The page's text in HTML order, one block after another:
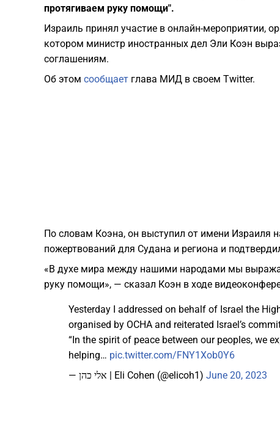
протягиваем руку помощи".
Израиль принял участие в онлайн-мероприятии,
котором министр иностранных дел Эли Коэн
соглашениям.
Об этом сообщает глава МИД в своем Twitter.
По словам Коэна, он выступил от имени Израиля
пожертвований для Судана и региона и
«В духе мира между нашими народами мы
руку помощи», — сказал Коэн в ходе
Yesterday I addressed on behalf of Israel the
organised by OCHA and reiterated Israel’s
“In the spirit of peace between our peoples, we
helping… pic.twitter.com/FNY1Xob0Y6
— אלי כהן | Eli Cohen (@elicoh1) June 20, 2023